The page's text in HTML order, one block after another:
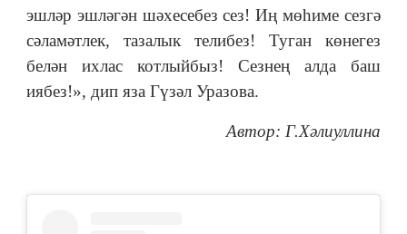
эшләр эшләгән шәхесебез сез! Иң мөһиме сезгә
сәламәтлек, тазалык телибез! Туган көнегез
белән ихлас котлыйбыз! Сезнең алда баш
иябез!», дип яза Гүзәл Уразова.
Автор: Г.Хәлиуллина